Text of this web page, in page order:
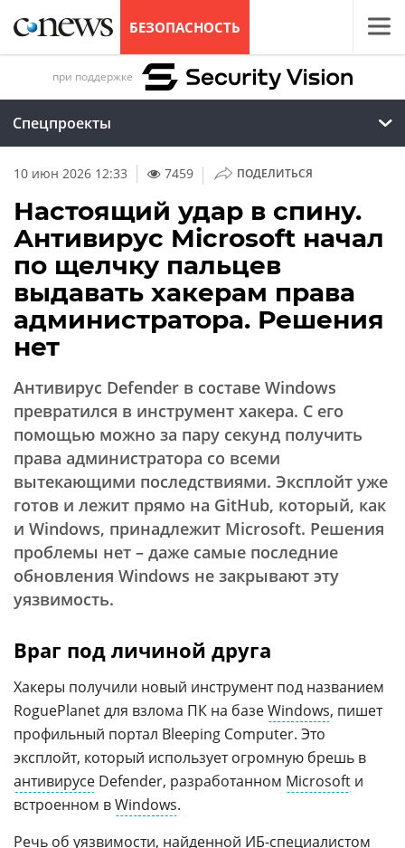
БЕЗОПАСНОСТЬ
при поддержке
Спецпроекты
10 июн 2026 12:33 7459 | ПОДЕЛИТЬСЯ
Настоящий удар в спину.
Антивирус Microsoft начал
по щелчку пальцев
выдавать хакерам права
администратора. Решения
нет
Антивирус Defender в составе Windows
превратился в инструмент хакера. С его
помощью можно за пару секунд получить
права администратора со всеми
вытекающими последствиями. Эксплойт уже
готов и лежит прямо на GitHub, который, как
и Windows, принадлежит Microsoft. Решения
проблемы нет – даже самые последние
обновления Windows не закрывают эту
уязвимость.
Враг под личиной друга
Хакеры получили новый инструмент под названием
RoguePlanet для взлома ПК на базеWindows, пишет
профильный портал Bleeping Computer. Это
эксплойт, который использует огромную брешь в
антивирусе Defender, разработанном Microsoft и
встроенном вWindows.
Речь об уязвимости, найденной ИБ-специалистом